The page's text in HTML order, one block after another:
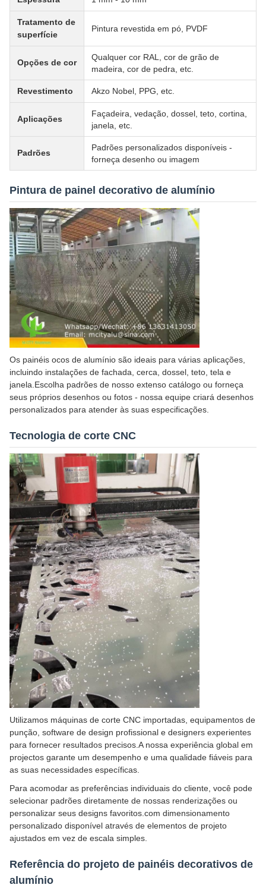
Tratamento de
superfície
Pintura revestida em pó, PVDF
Opções de cor
Qualquer cor RAL, cor de grão de
madeira, cor de pedra, etc.
Revestimento Akzo Nobel, PPG, etc.
Aplicações
Façadeira, vedação, dossel, teto, cortina,
janela, etc.
Padrões
Padrões personalizados disponíveis -
forneça desenho ou imagem
Pintura de painel decorativo de alumínio
Os painéis ocos de alumínio são ideais para várias aplicações,
incluindo instalações de fachada, cerca, dossel, teto, tela e
janela.Escolha padrões de nosso extenso catálogo ou forneça
seus próprios desenhos ou fotos - nossa equipe criará desenhos
personalizados para atender às suas especificações.
Tecnologia de corte CNC
Utilizamos máquinas de corte CNC importadas, equipamentos de
punção, software de design profissional e designers experientes
para fornecer resultados precisos.A nossa experiência global em
projectos garante um desempenho e uma qualidade fiáveis para
as suas necessidades específicas.
Para acomodar as preferências individuais do cliente, você pode
selecionar padrões diretamente de nossas renderizações ou
personalizar seus designs favoritos.com dimensionamento
personalizado disponível através de elementos de projeto
ajustados em vez de escala simples.
Referência do projeto de painéis decorativos de
alumínio